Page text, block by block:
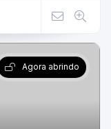
Agora abrindo